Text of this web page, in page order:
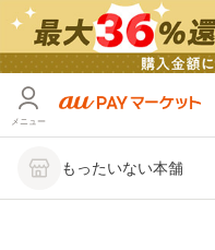
メニュー
もったいない本舗